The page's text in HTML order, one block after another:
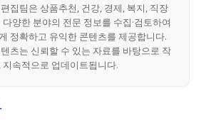
집팀은 상품추천, 건강, 경제, 복지, 직장
양한 분야의 전문 정보를 수집·검토하여
정확하고 유익한 콘텐츠를 제공합니다.
츠는 신뢰할 수 있는 자료를 바탕으로 작
지속적으로 업데이트됩니다.